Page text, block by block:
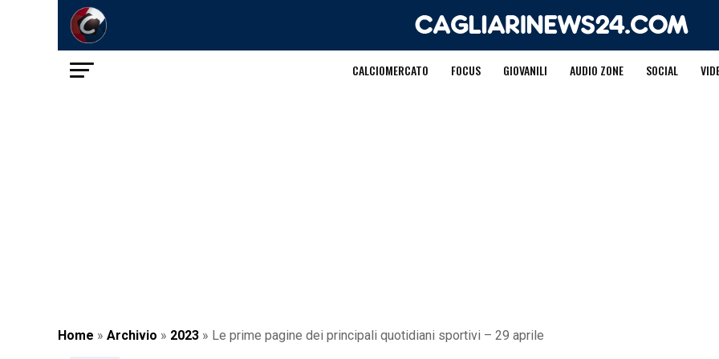
CALCIOMERCATO FOCUS GIOVANILI AUDIO ZONE SOCIAL
Home » Archivio » 2023 » Le prime pagine dei principali quotidiani sportivi – 29 aprile